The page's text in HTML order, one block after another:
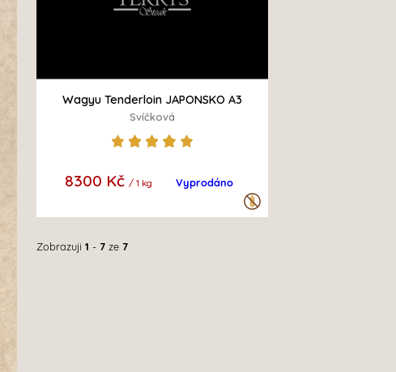
Wagyu Tenderloin JAPONSKO A3
Svíčková
8300 Kč/ 1 kg Vyprodáno
Zobrazuji 1 - 7 ze 7